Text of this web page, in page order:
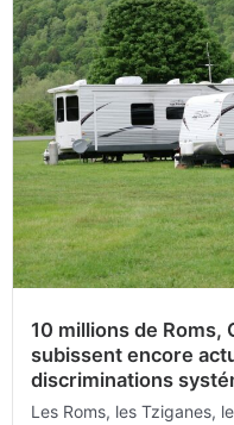
10 millions de Roms,
subissent encore
discriminations
Les Roms, les Tziganes,